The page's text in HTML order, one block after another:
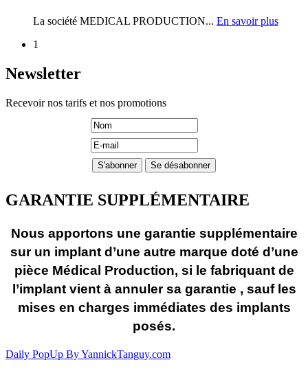
La société MEDICAL PRODUCTION... En savoir plus
1
Newsletter
Recevoir nos tarifs et nos promotions
GARANTIE SUPPLÉMENTAIRE
Nous apportons une garantie supplémentaire
sur un implant d’une autre marque doté d’une
pièce Médical Production, si le fabriquant de
l’implant vient à annuler sa garantie , sauf les
mises en charges immédiates des implants
posés.
Daily PopUp By YannickTanguy.com